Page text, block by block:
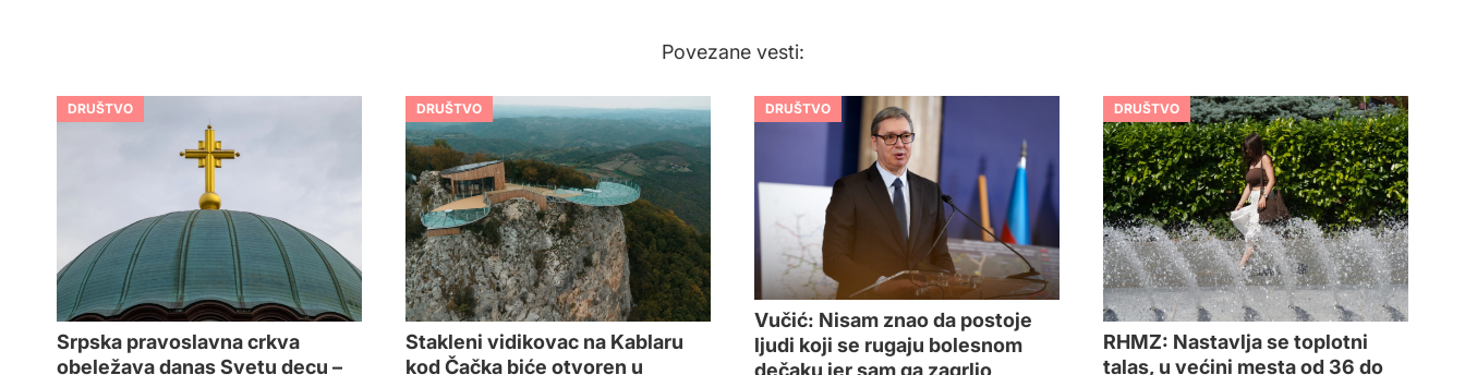
Povezane vesti:
DRUŠTVO
Srpska pravoslavna crkva
obeležava danas Svetu decu –
DRUŠTVO
Stakleni vidikovac na Kablaru
kod Čačka biće otvoren u
DRUŠTVO
Vučić: Nisam znao da postoje
ljudi koji se rugaju bolesnom
dečaku jer sam ga zagrlio
DRUŠTVO
RHMZ: Nastavlja se toplotni
talas, u većini mesta od 36 do